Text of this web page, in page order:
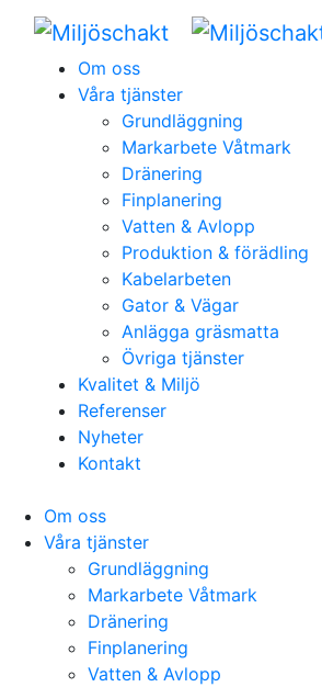
Om oss
Våra tjänster
Grundläggning
Markarbete Våtmark
Dränering
Finplanering
Vatten & Avlopp
Produktion & förädling
Kabelarbeten
Gator & Vägar
Anlägga gräsmatta
Övriga tjänster
Kvalitet & Miljö
Referenser
Nyheter
Kontakt
Om oss
Våra tjänster
Grundläggning
Markarbete Våtmark
Dränering
Finplanering
Vatten & Avlopp